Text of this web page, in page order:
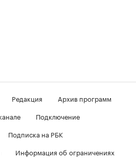
Редакция
Архив программ
Подключение
Подписка на РБК
Информация об ограничениях